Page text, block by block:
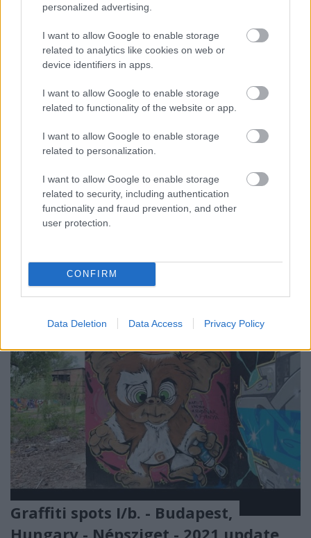
personalized advertising.
I want to allow Google to enable storage
related to analytics like cookies on web or
device identifiers in apps.
I want to allow Google to enable storage
related to functionality of the website or app.
I want to allow Google to enable storage
related to personalization.
I want to allow Google to enable storage
related to security, including authentication
functionality and fraud prevention, and other
user protection.
CONFIRM
Data Deletion Data Access Privacy Policy
Graffiti spots IV. - Kispest
Baranyai Zoltán 2021. május 10.
Graffiti spots I/b. - Budapest,
Hungary - Népsziget - 2021 update